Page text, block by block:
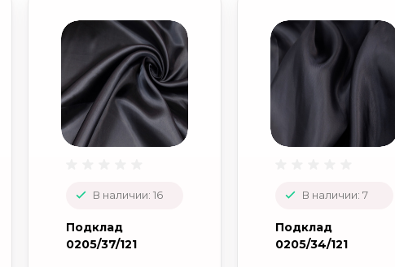
В наличии: 16
Подклад
0205/37/121
В наличии: 7
Подклад
0205/34/121